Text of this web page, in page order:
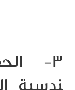
٣-
ندسية